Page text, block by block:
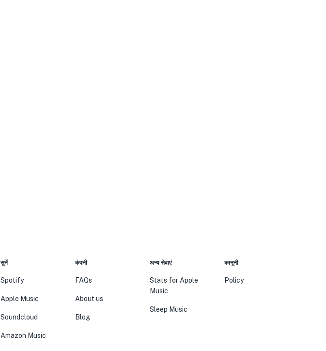
सुनें
Spotify
Apple Music
Soundcloud
Amazon Music
कंपनी
FAQs
About us
Blog
अन्य सेवाएं
Stats for Apple
Music
Sleep Music
कानूनी
Policy